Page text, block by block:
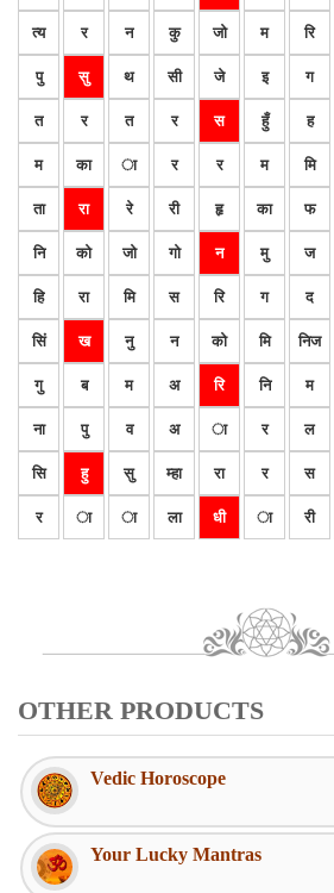
त्य र न कु जो म रि
पु सु थ सी जे इ ग
त र त र स हुँ ह
म का ा र र म मि
ता रा रे री हृ का फ
नि को जो गो न मु ज
हि रा मि स रि ग द
सिं ख नु न को मि निज
गु ब म अ रि नि म
ना पु व अ ा र ल
सि हु सु म्हा रा र स
र ा ा ला धी ा री
OTHER PRODUCTS
Vedic Horoscope
Your Lucky Mantras